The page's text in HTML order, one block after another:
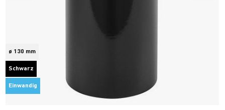
ø 130 mm
Schwarz
Einwandig